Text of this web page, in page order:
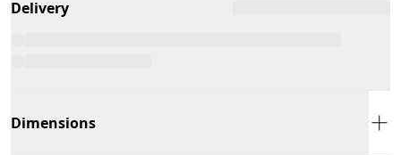
Delivery
Dimensions